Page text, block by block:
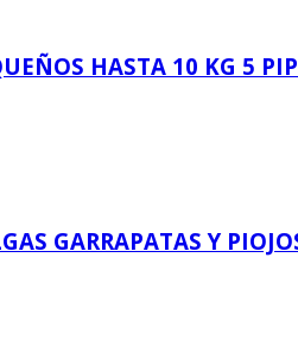
HASTA 10 KG 5
GARRAPATAS Y